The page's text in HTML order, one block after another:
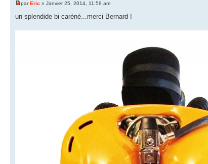
parEric » Janvier 25, 2014, 11:59 am
un splendide bi caréné...merci Bernard !